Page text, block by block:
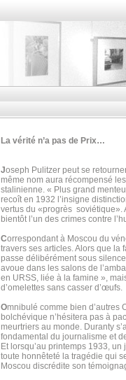
La vérité n’a pas de Prix…
Joseph Pulitzer peut se
même nom aura récompensé
stalinienne. « Plus grand
recoît en 1932 l’insigne
vertus du «progrès soviétique».
bientôt l’un des crimes contre
Correspondant à Moscou du
travers ses articles. Alors que la
passe délibérément sous
avoue dans les salons de
en URSS, liée à la famine »,
d’omelettes sans casser d’œufs.
Omnibulé comme bien d’autres
bolchévique n’hésitera pas à
meurtriers au monde. Duranty
fondamental du journalisme et
Et lorsqu’au printemps 1933,
toute honnêteté la tragédie qui
Moscou discrédite son